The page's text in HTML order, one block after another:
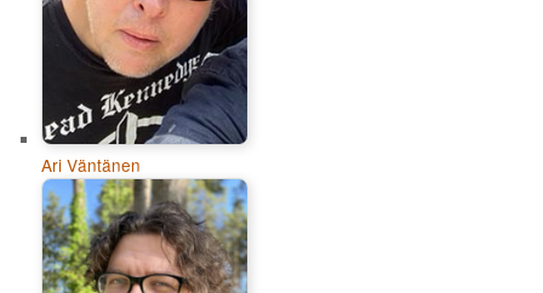
Ari Väntänen